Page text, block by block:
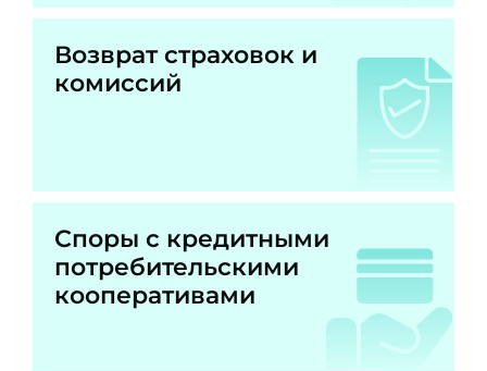
Возврат страховок и
комиссий
Споры с кредитными
потребительскими
кооперативами